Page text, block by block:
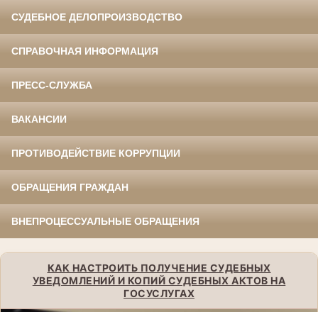
СУДЕБНОЕ ДЕЛОПРОИЗВОДСТВО
СПРАВОЧНАЯ ИНФОРМАЦИЯ
ПРЕСС-СЛУЖБА
ВАКАНСИИ
ПРОТИВОДЕЙСТВИЕ КОРРУПЦИИ
ОБРАЩЕНИЯ ГРАЖДАН
ВНЕПРОЦЕССУАЛЬНЫЕ ОБРАЩЕНИЯ
КАК НАСТРОИТЬ ПОЛУЧЕНИЕ СУДЕБНЫХ
УВЕДОМЛЕНИЙ И КОПИЙ СУДЕБНЫХ АКТОВ НА
ГОСУСЛУГАХ